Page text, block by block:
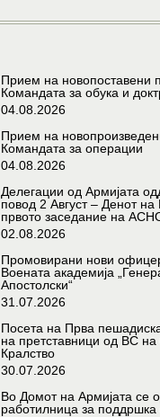
Прием на новопоставени
Командата за обука и
04.08.2026
Прием на
Командата за операции
04.08.2026
Делегации од Армијата
повод 2 Август – Денот на
првото заседание на
02.08.2026
Промовирани нови
Воената академија
Апостолски“
31.07.2026
Посета на Прва
на претставници од ВС
Кралство
30.07.2026
Во Домот на Армијата се
работилница за поддршка